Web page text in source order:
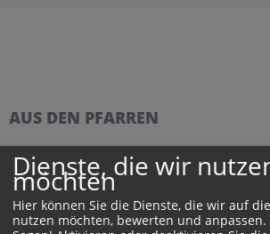
AUS DEN PFARREN
Kirchham feierte die
Traditionell feiert Kirchham Anfang
Jubelhochzeiten. Am 2. August
der...
Dienste, die wir
möchten
Hier können Sie die Dienste, die wir auf
nutzen möchten, bewerten und anpassen.